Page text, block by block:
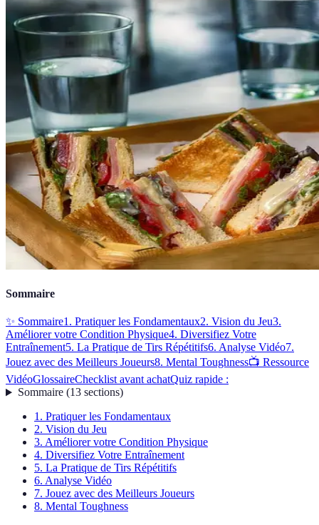
Sommaire
✨ Sommaire1. Pratiquer les Fondamentaux2. Vision du Jeu3.
Améliorer votre Condition Physique4. Diversifiez Votre
Entraînement5. La Pratique de Tirs Répétitifs6. Analyse Vidéo7.
Jouez avec des Meilleurs Joueurs8. Mental Toughness📺 Ressource
VidéoGlossaireChecklist avant achatQuiz rapide :
Sommaire(13 sections)
1. Pratiquer les Fondamentaux
2. Vision du Jeu
3. Améliorer votre Condition Physique
4. Diversifiez Votre Entraînement
5. La Pratique de Tirs Répétitifs
6. Analyse Vidéo
7. Jouez avec des Meilleurs Joueurs
8. Mental Toughness